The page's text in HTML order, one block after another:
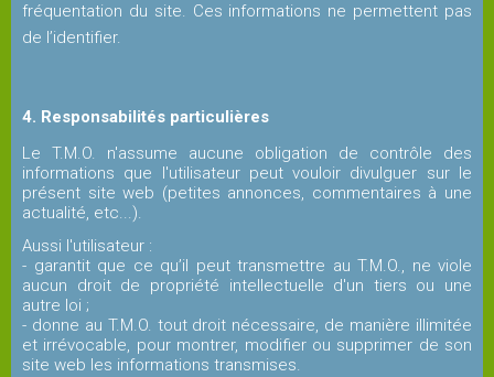
Affiches
Photothèque
Vidéothèque
Reportages
fréquentation du site. Ces informations ne permettent pas
de l’identifier.
4. Responsabilités particulières
Le T.M.O. n'assume aucune obligation de contrôle des
informations que l'utilisateur peut vouloir divulguer sur le
présent site web (petites annonces, commentaires à une
actualité, etc...).
Aussi l'utilisateur :
- garantit que ce qu’il peut transmettre au T.M.O., ne viole
aucun droit de propriété intellectuelle d'un tiers ou une
autre loi ;
- donne au T.M.O. tout droit nécessaire, de manière illimitée
et irrévocable, pour montrer, modifier ou supprimer de son
site web les informations transmises.